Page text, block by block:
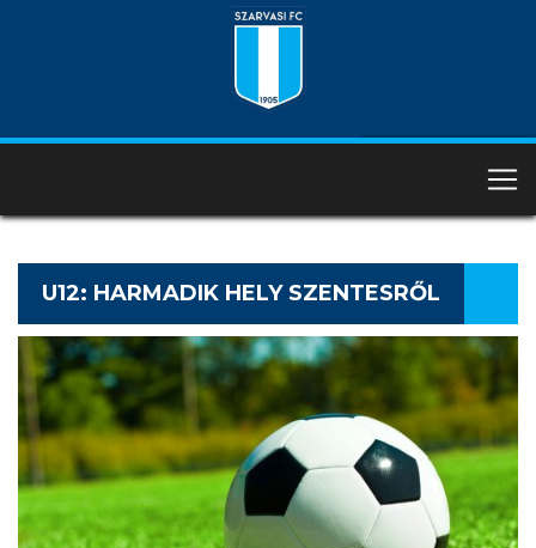
U12: HARMADIK HELY SZENTESRŐL